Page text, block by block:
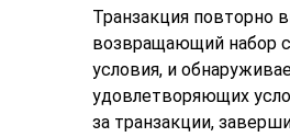
Транзакция повторно
возвращающий набор
условия, и
удовлетворяющих
за транзакции,